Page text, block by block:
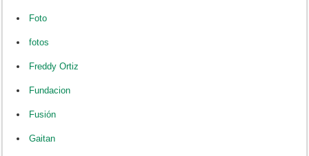
Foto
fotos
Freddy Ortiz
Fundacion
Fusión
Gaitan